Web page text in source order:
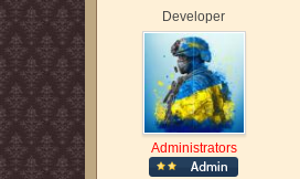
Developer
Administrators